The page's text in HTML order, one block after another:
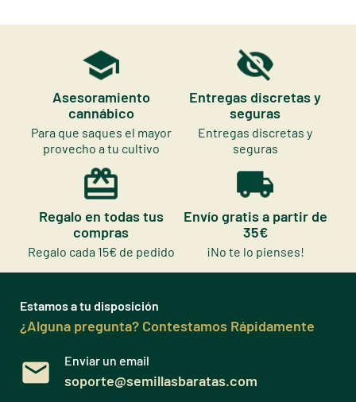
Asesoramiento
cannábico
Para que saques el mayor
provecho a tu cultivo
Entregas discretas y
seguras
Entregas discretas y
seguras
Regalo en todas tus
compras
Regalo cada 15€ de pedido
Envío gratis a partir de
35€
¡No te lo pienses!
Estamos a tu disposición
¿Alguna pregunta? Contestamos Rápidamente
Enviar un email
soporte@semillasbaratas.com